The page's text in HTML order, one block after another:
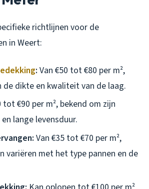
richtlijnen voor de
in Weert:
: Van €50 tot €80 per m²,
de dikte en kwaliteit van de laag.
tot €90 per m², bekend om zijn
lange levensduur.
Van €35 tot €70 per m²,
variëren met het type pannen en de